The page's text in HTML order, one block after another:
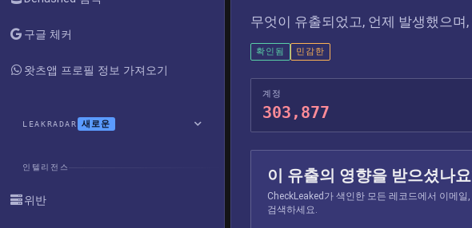
구글 체커
왓츠앱 프로필 정보 가져오기
LEAKRADAR 새로운
인텔리전스
위반
무엇이 유출되었고, 언제 발생했으
확인됨 민감한
계정
303,877
이 유출의 영향을 받으셨나
CheckLeaked가 색인한 모든 레코드에서 이메
검색하세요.